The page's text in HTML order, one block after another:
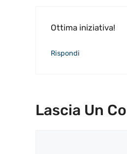
Ottima iniziativa!
Rispondi
Lascia Un